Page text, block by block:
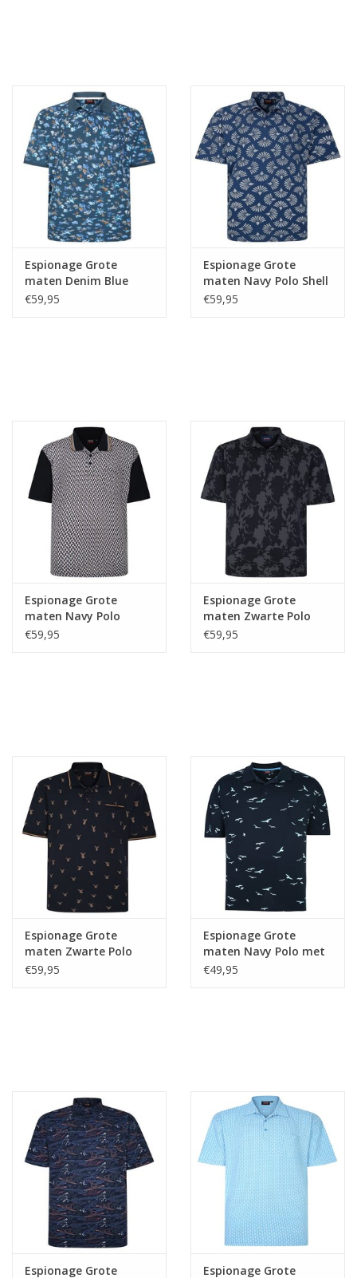
Espionage Grote
maten Denim Blue
Polo Floral Print
€59,95
Espionage Grote
maten Navy Polo Shell
Print
€59,95
Espionage Grote
maten Navy Polo
Geometric Print
€59,95
Espionage Grote
maten Zwarte Polo
Abstract Camo Print
€59,95
Espionage Grote
maten Zwarte Polo
Stag Print
€59,95
Espionage Grote
maten Navy Polo met
Seagull print
€49,95
Espionage Grote Espionage Grote